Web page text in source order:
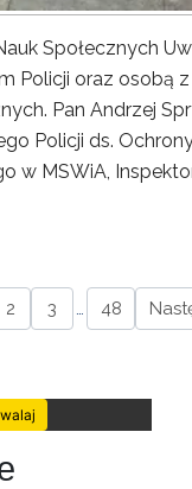
Społecznych
Policji oraz osobą
Pan Andrzej
Policji ds.
w MSWiA,
2 3 … 48